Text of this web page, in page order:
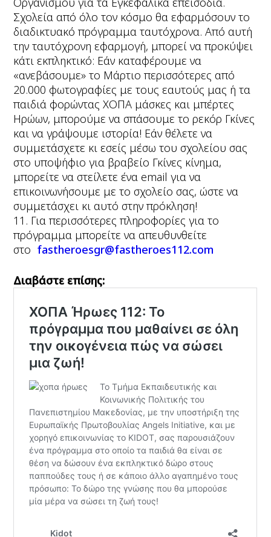
Σχολεία από όλο τον κόσμο θα εφαρμόσουν το
διαδικτυακό πρόγραμμα ταυτόχρονα. Από αυτή
την ταυτόχρονη εφαρμογή, μπορεί να προκύψει
κάτι εκπληκτικό: Εάν καταφέρουμε να
«ανεβάσουμε» το Μάρτιο περισσότερες από
20.000 φωτογραφίες με τους εαυτούς μας ή τα
παιδιά φορώντας ΧΟΠΑ μάσκες και μπέρτες
Ηρώων, μπορούμε να σπάσουμε το ρεκόρ Γκίνες
και να γράψουμε ιστορία! Εάν θέλετε να
συμμετάσχετε κι εσείς μέσω του σχολείου σας
στο υποψήφιο για βραβείο Γκίνες κίνημα,
μπορείτε να στείλετε ένα email για να
επικοινωνήσουμε με το σχολείο σας, ώστε να
συμμετάσχει κι αυτό στην πρόκληση!
11. Για περισσότερες πληροφορίες για το
πρόγραμμα μπορείτε να απευθυνθείτε
στο fastheroesgr@fastheroes112.com
Διαβάστε επίσης: